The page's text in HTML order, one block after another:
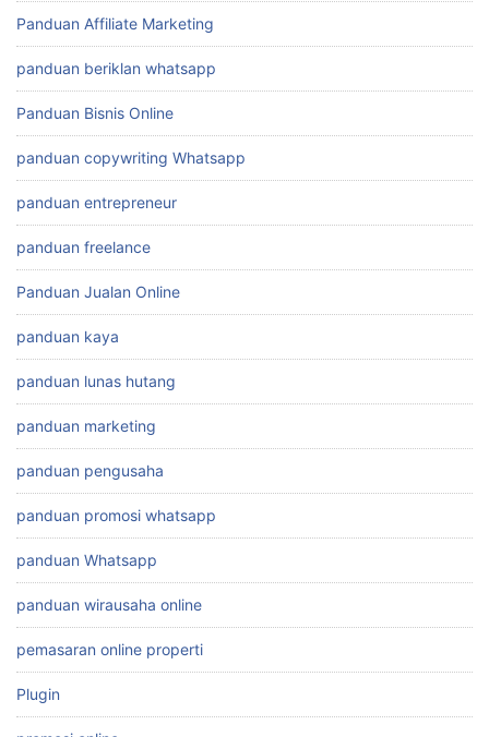
Panduan Affiliate Marketing
panduan beriklan whatsapp
Panduan Bisnis Online
panduan copywriting Whatsapp
panduan entrepreneur
panduan freelance
Panduan Jualan Online
panduan kaya
panduan lunas hutang
panduan marketing
panduan pengusaha
panduan promosi whatsapp
panduan Whatsapp
panduan wirausaha online
pemasaran online properti
Plugin